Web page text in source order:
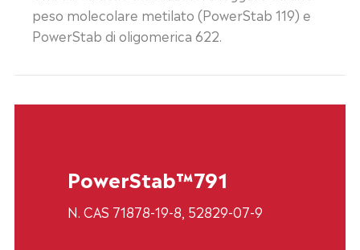
peso molecolare metilato (PowerStab 119) e
PowerStab di oligomerica 622.
PowerStab™791
N. CAS 71878-19-8, 52829-07-9